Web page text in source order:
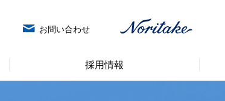
お問い合わせ
採用情報